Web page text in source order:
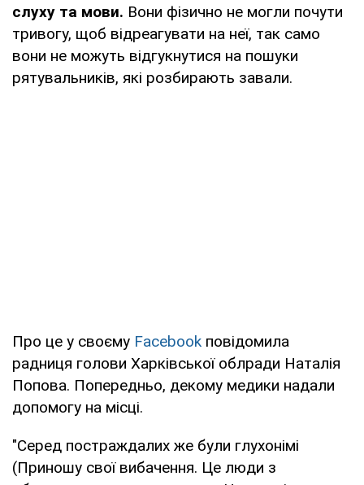
слуху та мови. Вони фізично не могли почути
тривогу, щоб відреагувати на неї, так само
вони не можуть відгукнутися на пошуки
рятувальників, які розбирають завали.
Про це у своєму Facebook повідомила
радниця голови Харківської облради Наталія
Попова. Попередньо, декому медики надали
допомогу на місці.
"Серед постраждалих же були глухонімі
(Приношу свої вибачення. Це люди з